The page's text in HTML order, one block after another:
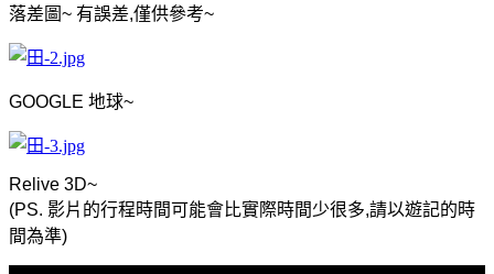
落差圖~ 有誤差,僅供參考~
GOOGLE 地球~
Relive 3D~
(PS. 影片的行程時間可能會比實際時間少很多,請以遊記的時
間為準)